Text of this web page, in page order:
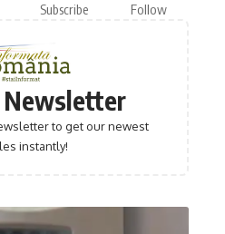
Subscribe Follow
to get our newest
instantly!